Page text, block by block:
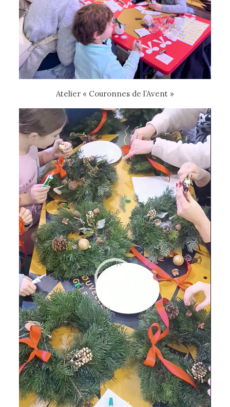
Atelier « Couronnes de l’Avent »
Lecteur
vidéo